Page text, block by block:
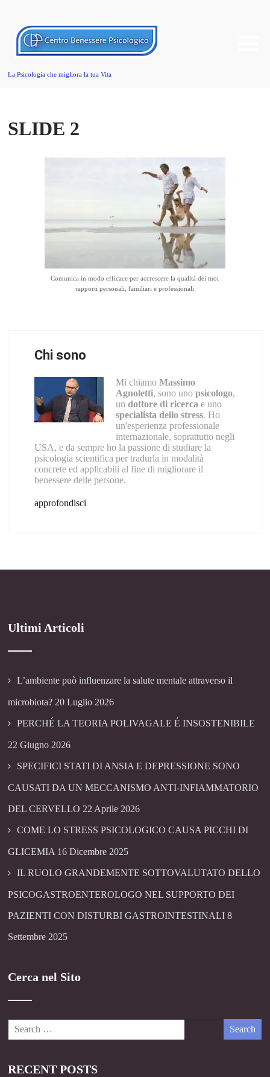
La Psicologia che migliora la tua Vita
SLIDE 2
Comunica in modo efficace per accrescere la qualità dei tuoi
rapporti personali, familiari e professionali
Chi sono
Mi chiamo Massimo
Agnoletti, sono uno psicologo,
un dottore di ricerca e uno
specialista dello stress. Ho
un'esperienza professionale
internazionale, soprattutto negli
USA, e da sempre ho la passione di studiare la
psicologia scientifica per tradurla in modalità
concrete ed applicabili al fine di migliorare il
benessere delle persone.
approfondisci
Ultimi Articoli
L’ambiente può influenzare la salute mentale attraverso il
microbiota? 20 Luglio 2026
PERCHÉ LA TEORIA POLIVAGALE É INSOSTENIBILE
22 Giugno 2026
SPECIFICI STATI DI ANSIA E DEPRESSIONE SONO
CAUSATI DA UN MECCANISMO ANTI-INFIAMMATORIO
DEL CERVELLO 22 Aprile 2026
COME LO STRESS PSICOLOGICO CAUSA PICCHI DI
GLICEMIA 16 Dicembre 2025
IL RUOLO GRANDEMENTE SOTTOVALUTATO DELLO
PSICOGASTROENTEROLOGO NEL SUPPORTO DEI
PAZIENTI CON DISTURBI GASTROINTESTINALI 8
Settembre 2025
Cerca nel Sito
RECENT POSTS